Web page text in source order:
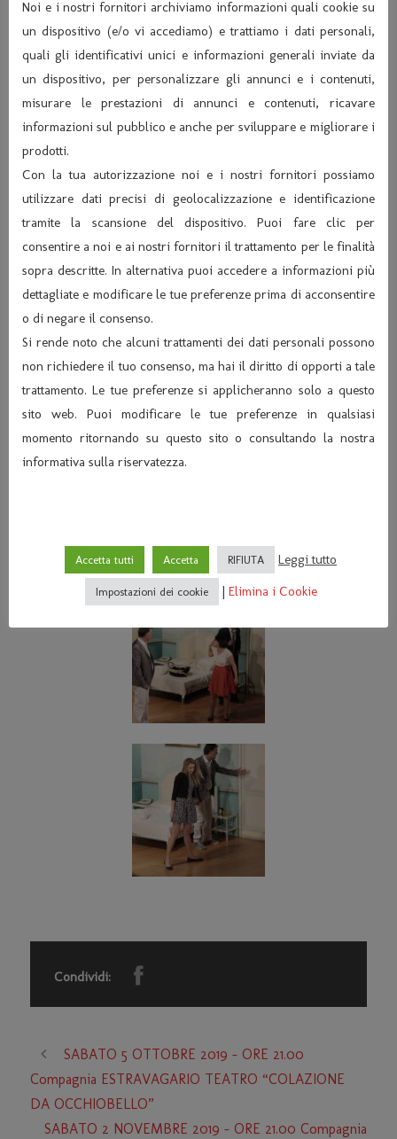
Condividi:
SABATO 5 OTTOBRE 2019 – ORE 21.00
Compagnia ESTRAVAGARIO TEATRO “COLAZIONE
DA OCCHIOBELLO”
SABATO 2 NOVEMBRE 2019 – ORE 21.00 Compagnia
Noi e i nostri fornitori archiviamo informazioni quali cookie su
un dispositivo (e/o vi accediamo) e trattiamo i dati personali,
quali gli identificativi unici e informazioni generali inviate da
un dispositivo, per personalizzare gli annunci e i contenuti,
misurare le prestazioni di annunci e contenuti, ricavare
informazioni sul pubblico e anche per sviluppare e migliorare i
prodotti.
Con la tua autorizzazione noi e i nostri fornitori possiamo
utilizzare dati precisi di geolocalizzazione e identificazione
tramite la scansione del dispositivo. Puoi fare clic per
consentire a noi e ai nostri fornitori il trattamento per le finalità
sopra descritte. In alternativa puoi accedere a informazioni più
dettagliate e modificare le tue preferenze prima di acconsentire
o di negare il consenso.
Si rende noto che alcuni trattamenti dei dati personali possono
non richiedere il tuo consenso, ma hai il diritto di opporti a tale
trattamento. Le tue preferenze si applicheranno solo a questo
sito web. Puoi modificare le tue preferenze in qualsiasi
momento ritornando su questo sito o consultando la nostra
informativa sulla riservatezza.
Accetta tutti Accetta RIFIUTA Leggi tutto
Impostazioni dei cookie | Elimina i Cookie